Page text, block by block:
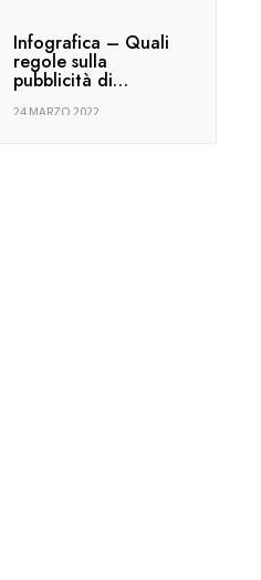
Infografica – Quali
regole sulla
pubblicità di…
24 MARZO 2022